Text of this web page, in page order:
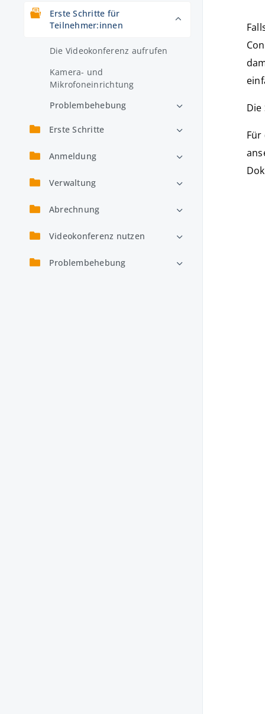
Erste Schritte für
Teilnehmer:innen
Die Videokonferenz aufrufen
Kamera- und
Mikrofoneinrichtung
Problembehebung
Erste Schritte
Anmeldung
Verwaltung
Abrechnung
Videokonferenz nutzen
Problembehebung